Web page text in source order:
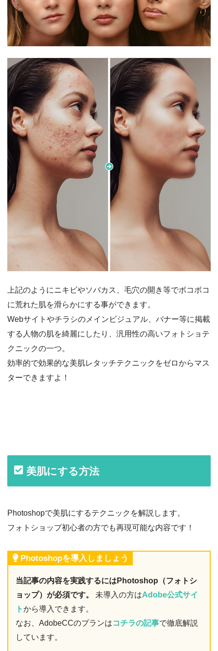
上記のようにニキビやソバカス、毛穴の開き等でボコボコ
に荒れた肌を滑らかにする事ができます。
Webサイトやチラシのメインビジュアル、バナー等に掲載
する人物の肌を綺麗にしたり、汎用性の高いフォトショテ
クニックの一つ。
効率的で効果的な美肌レタッチテクニックをゼロからマス
ターできますよ！
美肌にする方法
Photoshopで美肌にするテクニックを解説します。
フォトショップ初心者の方でも再現可能な内容です！
Photoshopを導入しましょう
当記事の内容を実践するにはPhotoshop（フォトシ
ョップ）が必須です。
未導入の方はAdobe公式サイ
トから導入できます。
なお、AdobeCCのプランはコチラの記事で徹底解説
しています。